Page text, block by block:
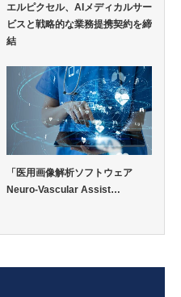
エルピクセル、AIメディカルサー
ビスと戦略的な業務提携契約を締
結
「医用画像解析ソフトウェア
Neuro-Vascular Assist…